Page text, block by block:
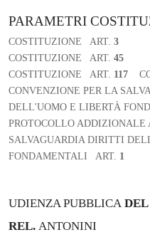
PARAMETRI
COSTITUZIONE ART. 3
COSTITUZIONE ART. 45
COSTITUZIONE ART. 117
CONVENZIONE PER LA
DELL'UOMO E LIBERTÀ
PROTOCOLLO
SALVAGUARDIA DIRITTI
FONDAMENTALI ART. 1
UDIENZA PUBBLICA DEL
REL. ANTONINI